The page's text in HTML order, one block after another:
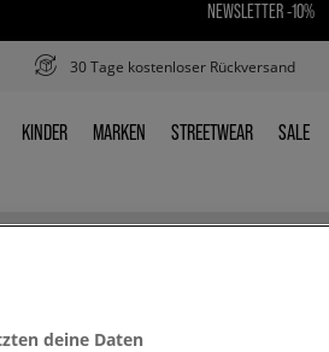
NEWSLETTER -10%
30 Tage kostenloser Rückversand
KINDER
KINDER MARKEN
MARKEN STREETWEAR
STREETWEAR SALE
SALE
deine Daten